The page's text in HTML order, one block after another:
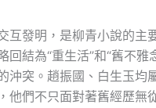
互發明，是柳青小說的主
結為“重生活”和“舊不雅
沖突。趙振國、白生玉均
他們不只面對著舊經歷無